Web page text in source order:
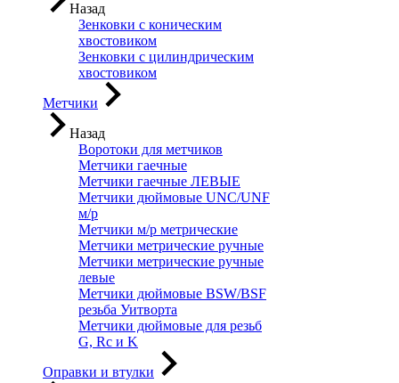
Назад
Зенковки с коническим
хвостовиком
Зенковки с цилиндрическим
хвостовиком
Метчики
Назад
Воротоки для метчиков
Метчики гаечные
Метчики гаечные ЛЕВЫЕ
Метчики дюймовые UNC/UNF
м/р
Метчики м/р метрические
Метчики метрические ручные
Метчики метрические ручные
левые
Метчики дюймовые BSW/BSF
резьба Уитворта
Метчики дюймовые для резьб
G, Rc и K
Оправки и втулки